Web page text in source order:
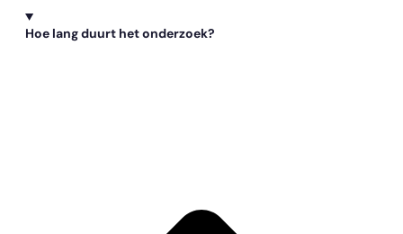
Hoe lang duurt het onderzoek?